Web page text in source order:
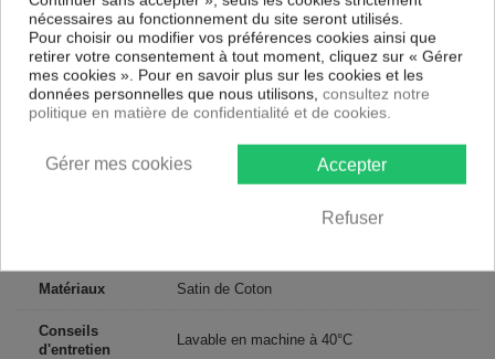
180 x 200 cm : 2 personnes
200 x 200 cm : 2 personnes
Contenu
1 drap housse 140x190 cm + bonnet 30
Descriptif technique
Matériaux Satin de Coton
Conseils
d'entretien
Lavable en machine à 40°C
nécessaires au fonctionnement du site seront utilisés.
Pour choisir ou modifier vos préférences cookies ainsi que
retirer votre consentement à tout moment, cliquez sur « Gérer
mes cookies ». Pour en savoir plus sur les cookies et les
données personnelles que nous utilisons, consultez notre
politique en matière de confidentialité et de cookies.
Accepter
Refuser
Gérer mes cookies